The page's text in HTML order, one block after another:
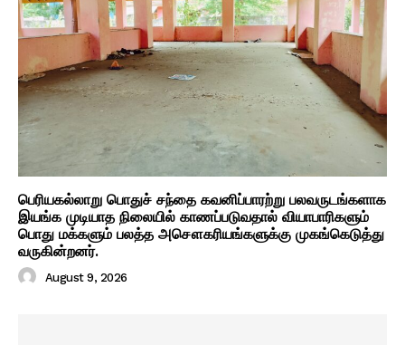
பெரியகல்லாறு பொதுச் சந்தை கவனிப்பாரற்று பலவருடங்களாக
இயங்க முடியாத நிலையில் காணப்படுவதால் வியாபாரிகளும்
பொது மக்களும் பலத்த அசௌகரியங்களுக்கு முகங்கெடுத்து
வருகின்றனர்.
August 9, 2026